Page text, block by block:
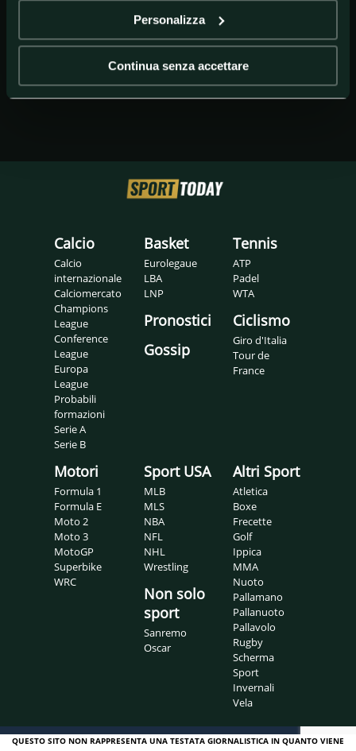
Personalizza
Continua senza accettare
Calcio
Calcio
internazionale
Calciomercato
Champions
League
Conference
League
Europa
League
Probabili
formazioni
Serie A
Serie B
Basket
Eurolegaue
LBA
LNP
Pronostici
Gossip
Tennis
ATP
Padel
WTA
Ciclismo
Giro d'Italia
Tour de
France
Motori
Formula 1
Formula E
Moto 2
Moto 3
MotoGP
Superbike
WRC
Sport USA
MLB
MLS
NBA
NFL
NHL
Wrestling
Non solo
sport
Sanremo
Oscar
Altri Sport
Atletica
Boxe
Frecette
Golf
Ippica
MMA
Nuoto
Pallamano
Pallanuoto
Pallavolo
Rugby
Scherma
Sport
Invernali
Vela
QUESTO SITO NON RAPPRESENTA UNA TESTATA GIORNALISTICA IN QUANTO VIENE